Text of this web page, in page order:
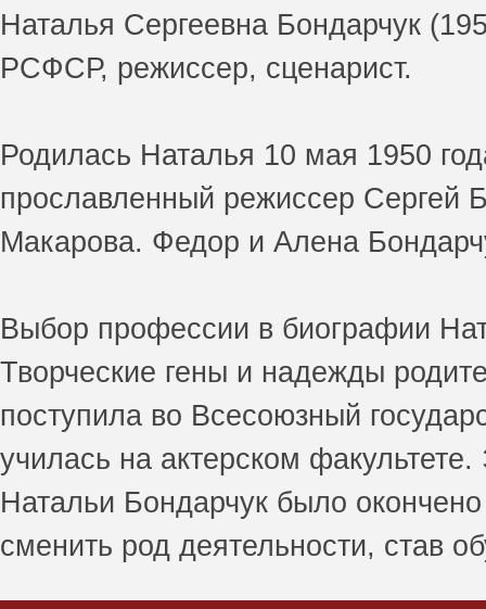
Наталья Сергеевна Бондарчук
РСФСР, режиссер, сценарист.
Родилась Наталья 10 мая 1950
прославленный режиссер Сергей
Макарова. Федор и Алена
Выбор профессии в биографии
Творческие гены и надежды
поступила во Всесоюзный
училась на актерском
Натальи Бондарчук было
сменить род деятельности, став